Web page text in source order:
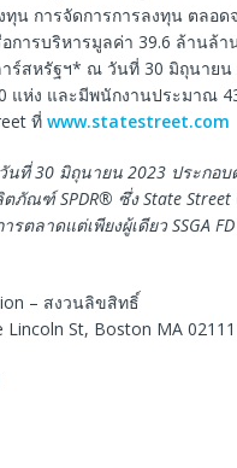
น การจัดการการลงทุน ตลอ
การบริหารมูลค่า 39.6 ล้านล้
ร์สหรัฐฯ* ณ วันที่ 30 มิถุนายน
แห่ง และมีพนักงานประมาณ
ที่ www.statestreet.com
วันที่30 มิถุนายน2023 ประกอ
ตภัณฑ์SPDR® ซึ่งState Street
รตลาดแต่เพียงผู้เดียวSSGA FD
– สงวนลิขสิทธิ์
St, Boston MA 02111